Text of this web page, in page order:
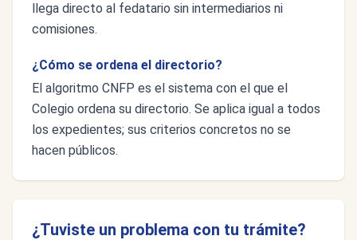
llega directo al fedatario sin intermediarios ni
comisiones.
¿Cómo se ordena el directorio?
El algoritmo CNFP es el sistema con el que el
Colegio ordena su directorio. Se aplica igual a todos
los expedientes; sus criterios concretos no se
hacen públicos.
¿Tuviste un problema con tu trámite?